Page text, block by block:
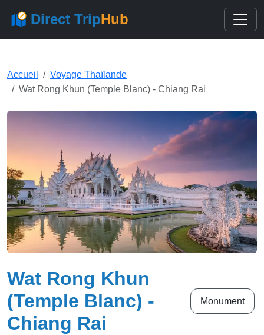
Direct TripHub
Accueil
Voyage Thaïlande
Wat Rong Khun (Temple Blanc) - Chiang Rai
Wat Rong Khun
(Temple Blanc) -
Chiang Rai
Monument